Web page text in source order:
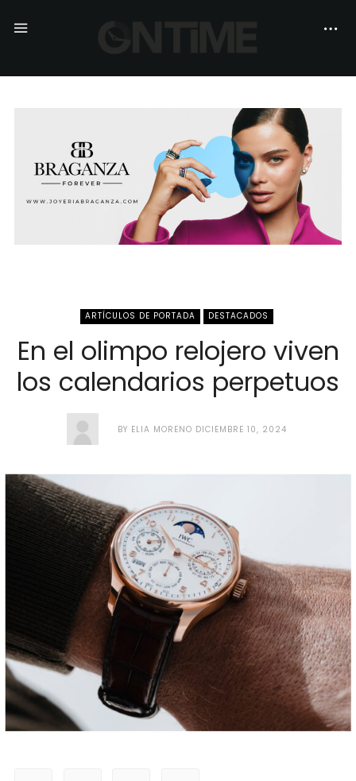
ARTÍCULOS DE PORTADA DESTACADOS
En el olimpo relojero viven
los calendarios perpetuos
BY ELIA MORENO DICIEMBRE 10, 2024